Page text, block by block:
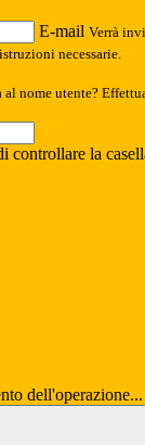
E-mail Verrà
necessarie.
nome utente?
controllare la
dell'operazione...